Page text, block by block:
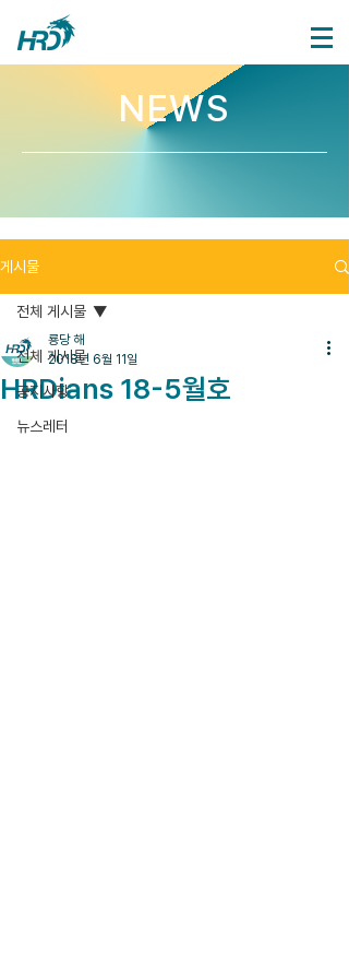
NEWS
게시물
전체 게시물
공지사항
뉴스레터
전체 게시물
HRDians 18-5월호
룡당 해
2018년 6월 11일